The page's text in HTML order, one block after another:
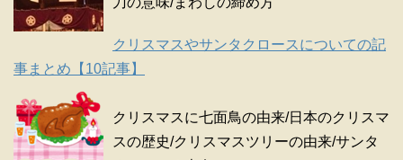
クリスマスやサンタクロースについての記
事まとめ【10記事】
クリスマスに七面鳥の由来/日本のクリスマ
スの歴史/クリスマスツリーの由来/サンタ